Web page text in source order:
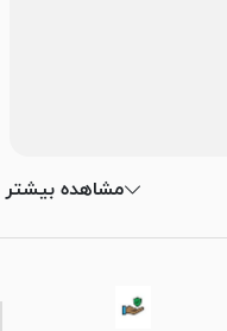
مشاهده بیشتر